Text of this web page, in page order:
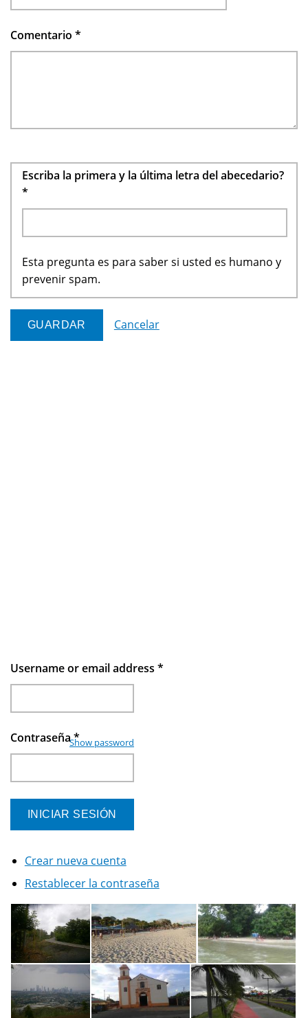
Comentario *
Escriba la primera y la última letra del abecedario?
*
Esta pregunta es para saber si usted es humano y
prevenir spam.
Cancelar
Username or email address *
Contraseña*
Show password
Crear nueva cuenta
Restablecer la contraseña